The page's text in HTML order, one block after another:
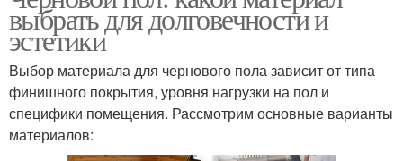
выбрать для долговечности и
эстетики
Выбор материала для чернового пола зависит от типа
финишного покрытия, уровня нагрузки на пол и
специфики помещения. Рассмотрим основные варианты
материалов: